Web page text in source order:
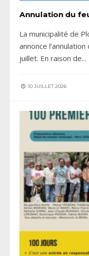
Annulation du
La municipalité de
annonce
juillet. En raison de...
10 JUILLET 2026